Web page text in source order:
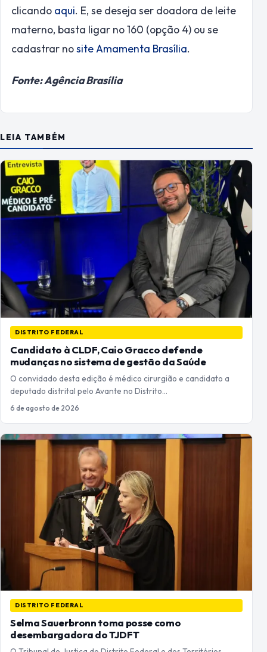
clicando aqui. E, se deseja ser doadora de leite
materno, basta ligar no 160 (opção 4) ou se
cadastrar nosite Amamenta Brasília.
Fonte: Agência Brasília
LEIA TAMBÉM
DISTRITO FEDERAL
Candidato à CLDF, Caio Gracco defende
mudanças no sistema de gestão da Saúde
O convidado desta edição é médico cirurgião e candidato a
deputado distrital pelo Avante no Distrito…
6 de agosto de 2026
DISTRITO FEDERAL
Selma Sauerbronn toma posse como
desembargadora do TJDFT